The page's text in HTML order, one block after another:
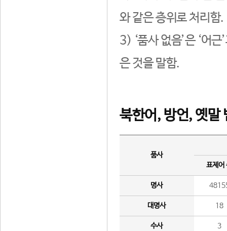
와 같은 층위로 처리함.
3) ‘품사 없음’은 ‘어
은 것을 말함.
북한어, 방언, 옛말
품사
표제어
명사
대명사 18
수사 3